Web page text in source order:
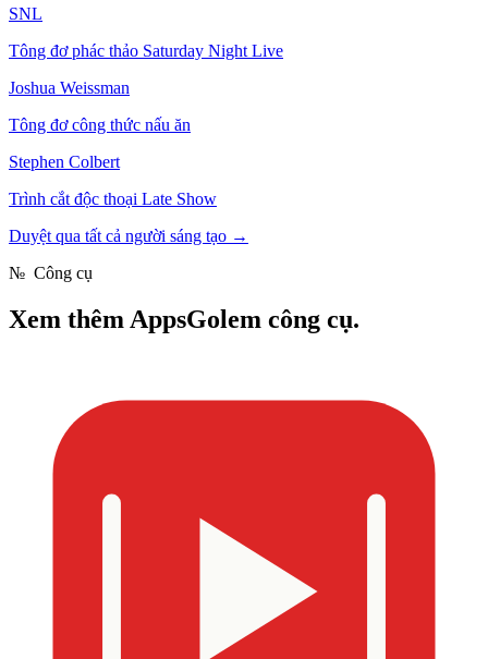
SNL
Tông đơ phác thảo Saturday Night Live
Joshua Weissman
Tông đơ công thức nấu ăn
Stephen Colbert
Trình cắt độc thoại Late Show
Duyệt qua tất cả người sáng tạo →
№ Công cụ
Xem thêmAppsGolem công cụ.